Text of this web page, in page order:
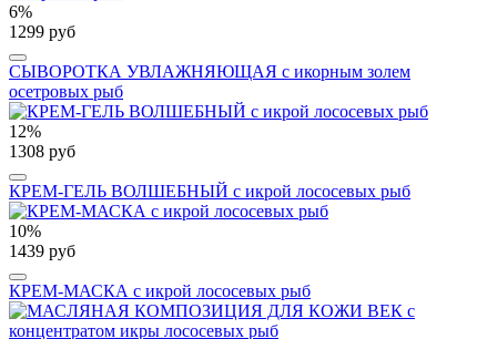
6%
1299 руб
СЫВОРОТКА УВЛАЖНЯЮЩАЯ с икорным золем
осетровых рыб
12%
1308 руб
КРЕМ-ГЕЛЬ ВОЛШЕБНЫЙ c икрой лососевых рыб
10%
1439 руб
КРЕМ-МАСКА с икрой лососевых рыб